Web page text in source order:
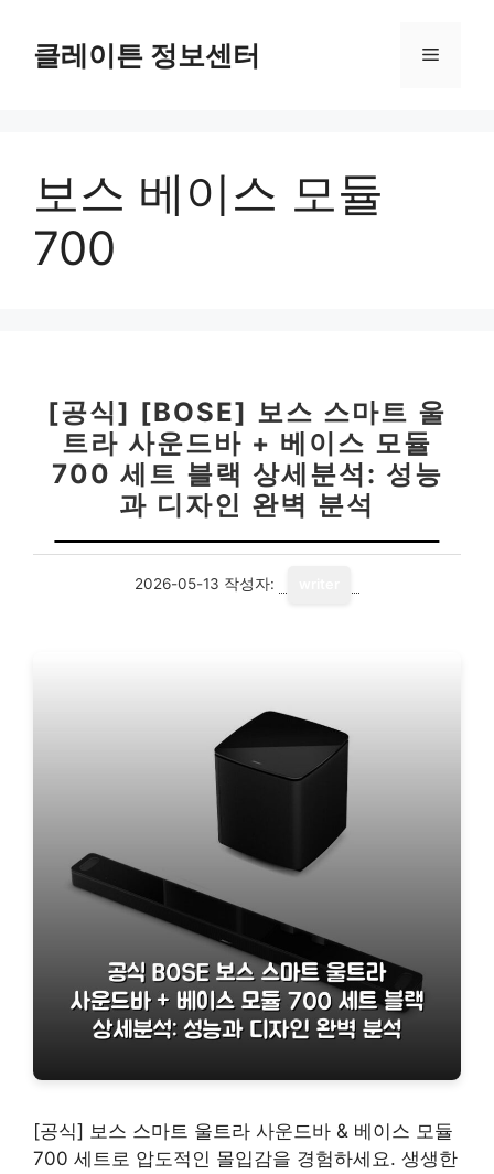
클레이튼 정보센터 메
보스 베이스 모듈
700
[공식] [BOSE] 보스 스마트 울
트라 사운드바 + 베이스 모듈
700 세트 블랙 상세분석: 성능
과 디자인 완벽 분석
2026-05-13 작성자:
[공식] 보스 스마트 울트라 사운드바 & 베이스 모듈
700 세트로 압도적인 몰입감을 경험하세요. 생생한